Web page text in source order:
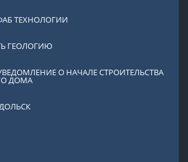
ТЕХНОЛОГИИ
ГЕОЛОГИЮ
О НАЧАЛЕ СТРОИТЕЛЬСТВА
ДОМА